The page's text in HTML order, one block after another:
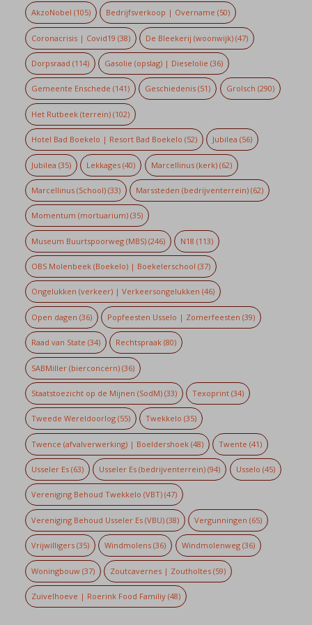
AkzoNobel (105) Bedrijfsverkoop | Overname (50)
Coronacrisis | Covid19 (38) De Bleekerij (woonwijk) (47)
Dorpsraad (114) Gasolie (opslag) | Dieselolie (36)
Gemeente Enschede (141) Geschiedenis (51) Grolsch (290)
Het Rutbeek (terrein)(102)
Hotel Bad Boekelo | Resort Bad Boekelo (52) Jubilea (56)
Jubilea (35) Lekkages (40) Marcellinus (kerk)(62)
Marcellinus (School)(33) Marssteden (bedrijventerrein) (62)
Momentum (mortuarium)(35)
Museum Buurtspoorweg (MBS)(246) N18 (113)
OBS Molenbeek (Boekelo) | Boekelerschool (37)
Ongelukken (verkeer) | Verkeersongelukken (46)
Open dagen (36) Popfeesten Usselo | Zomerfeesten (39)
Raad van State (34) Rechtspraak (80)
SABMiller (bierconcern)(36)
Staatstoezicht op de Mijnen (SodM)(33) Texoprint (34)
Tweede Wereldoorlog(55) Twekkelo (35)
Twence (afvalverwerking) | Boeldershoek(48) Twente (41)
Usseler Es(63) Usseler Es (bedrijventerrein) (94) Usselo (45)
Vereniging Behoud Twekkelo (VBT)(47)
Vereniging Behoud Usseler Es (VBU)(38) Vergunningen (65)
Vrijwilligers(35) Windmolens (36) Windmolenweg(36)
Woningbouw(37) Zoutcavernes | Zoutholtes (59)
Zuivelhoeve | Roerink Food Familiy(48)